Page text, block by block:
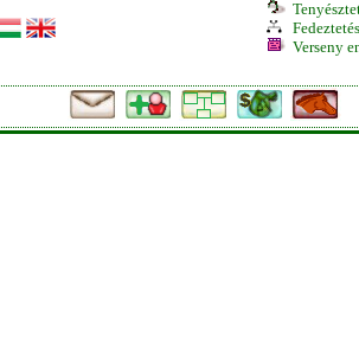
Verseny